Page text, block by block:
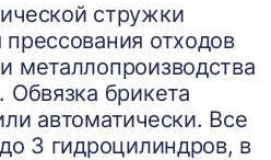
стружки
отходов
металлопроизводства
брикета
автоматически. Все
3 гидроцилиндров, в